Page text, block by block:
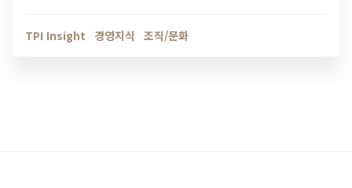
TPI Insight
경영지식 조직/문화